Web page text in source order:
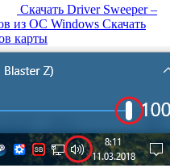
Скачать Driver Sweeper –
из OC Windows Скачать
карты